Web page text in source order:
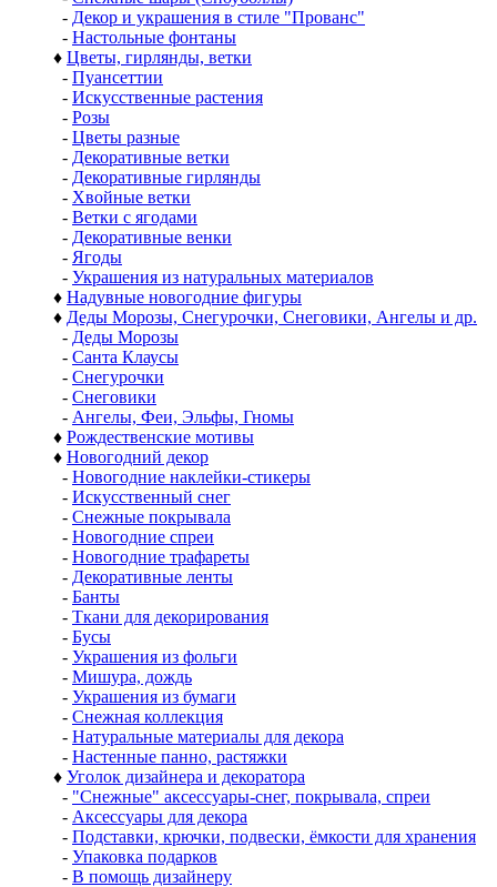
- Декор и украшения в стиле "Прованс"
- Настольные фонтаны
♦ Цветы, гирлянды, ветки
- Пуансеттии
- Искусственные растения
- Розы
- Цветы разные
- Декоративные ветки
- Декоративные гирлянды
- Хвойные ветки
- Ветки с ягодами
- Декоративные венки
- Ягоды
- Украшения из натуральных материалов
♦ Надувные новогодние фигуры
♦ Деды Морозы, Снегурочки, Снеговики, Ангелы и др.
- Деды Морозы
- Санта Клаусы
- Снегурочки
- Снеговики
- Ангелы, Феи, Эльфы, Гномы
♦ Рождественские мотивы
♦ Новогодний декор
- Новогодние наклейки-стикеры
- Искусственный снег
- Снежные покрывала
- Новогодние спреи
- Новогодние трафареты
- Декоративные ленты
- Банты
- Ткани для декорирования
- Бусы
- Украшения из фольги
- Мишура, дождь
- Украшения из бумаги
- Снежная коллекция
- Натуральные материалы для декора
- Настенные панно, растяжки
♦ Уголок дизайнера и декоратора
- "Снежные" аксессуары-снег, покрывала, спреи
- Аксессуары для декора
- Подставки, крючки, подвески, ёмкости для хранения
- Упаковка подарков
- В помощь дизайнеру